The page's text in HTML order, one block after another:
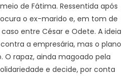
de Fátima. Ressentida após
o ex-marido e, em tom de
entre César e Odete. A ideia
a empresária, mas o plano
O rapaz, ainda magoado pela
e decide, por conta